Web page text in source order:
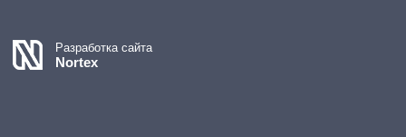
Разработка сайта
Nortex